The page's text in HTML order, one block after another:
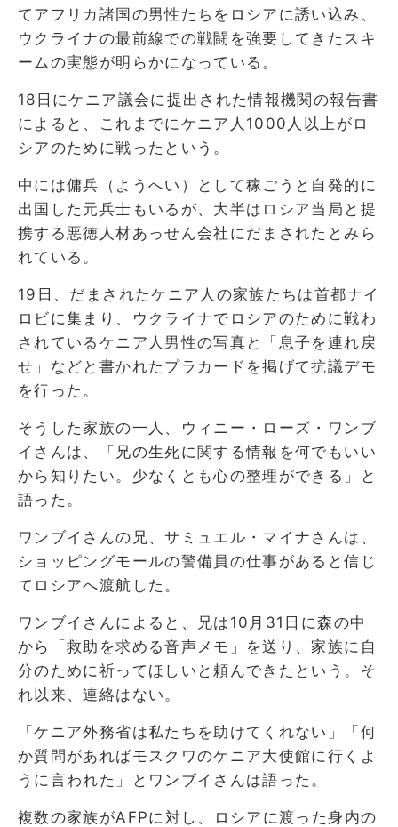
てアフリカ諸国の男性たちをロシアに誘い込み、
ウクライナの最前線での戦闘を強要してきたスキ
ームの実態が明らかになっている。
18日にケニア議会に提出された情報機関の報告書
によると、これまでにケニア人1000人以上がロ
シアのために戦ったという。
中には傭兵（ようへい）として稼ごうと自発的に
出国した元兵士もいるが、大半はロシア当局と提
携する悪徳人材あっせん会社にだまされたとみら
れている。
19日、だまされたケニア人の家族たちは首都ナイ
ロビに集まり、ウクライナでロシアのために戦わ
されているケニア人男性の写真と「息子を連れ戻
せ」などと書かれたプラカードを掲げて抗議デモ
を行った。
そうした家族の一人、ウィニー・ローズ・ワンブ
イさんは、「兄の生死に関する情報を何でもいい
から知りたい。少なくとも心の整理ができる」と
語った。
ワンブイさんの兄、サミュエル・マイナさんは、
ショッピングモールの警備員の仕事があると信じ
てロシアへ渡航した。
ワンブイさんによると、兄は10月31日に森の中
か​​ら「救助を求める音声メモ」を送り、家族に自
分のために祈ってほしいと頼んできたという。そ
れ以来、連絡はない。
「ケニア外務省は私たちを助けてくれない」「何
か質問があればモスクワのケニア大使館に行くよ
うに言われた」とワンブイさんは語った。
複数の家族がAFPに対し、ロシアに渡った身内の